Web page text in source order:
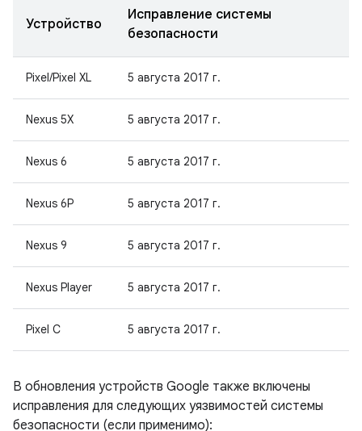
Устройство
Исправление системы
безопасности
Pixel/Pixel XL 5 августа 2017 г.
Nexus 5X 5 августа 2017 г.
Nexus 6 5 августа 2017 г.
Nexus 6P 5 августа 2017 г.
Nexus 9 5 августа 2017 г.
Nexus Player 5 августа 2017 г.
Pixel С 5 августа 2017 г.
В обновления устройств Google также включены
исправления для следующих уязвимостей системы
безопасности (если применимо):